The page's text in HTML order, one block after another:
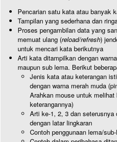
Pencarian satu kata atau banyak
Tampilan yang sederhana dan
Proses pengambilan data yang
memuat ulang (reload/refresh)
untuk mencari kata berikutnya
Arti kata ditampilkan dengan
maupun sub lema. Berikut
Jenis kata atau keterangan
dengan warna merah muda
Arahkan mouse untuk
keterangannya)
Arti ke-1, 2, 3 dan seterusnya
dengan latar lingkaran
Contoh penggunaan lema/